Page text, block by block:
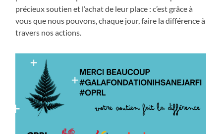
précieux soutien et l’achat de leur place : c’est grâce à
vous que nous pouvons, chaque jour, faire la différence à
travers nos actions.